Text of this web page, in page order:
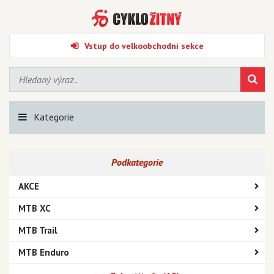
Vstup do velkoobchodní sekce
Kategorie
Podkategorie
AKCE
MTB XC
MTB Trail
MTB Enduro